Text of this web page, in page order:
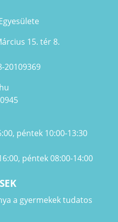
15. tér 8.
20109369
péntek 10:00-13:30
péntek 08:00-14:00
a gyermekek tudatos